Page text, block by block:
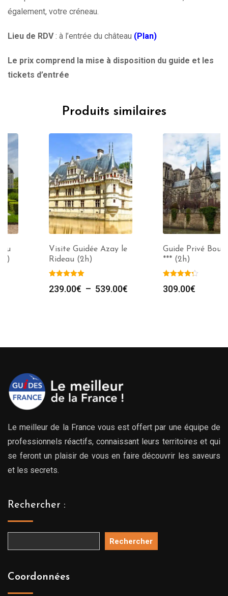
également, votre créneau.
Lieu de RDV: à l’entrée du château (Plan)
Le prix comprend la mise à disposition du guide et les
tickets d’entrée
Produits similaires
Visite Guidée Azay le
Rideau (2h)
– 539.00€ Plage
539.00€
Guide Privé Bourges
Le meilleur de la France vous est offert par une équipe de
professionnels réactifs, connaissant leurs territoires et qui
se feront un plaisir de vous en faire découvrir les saveurs
et les secrets.
Rechercher :
Rechercher
Coordonnées